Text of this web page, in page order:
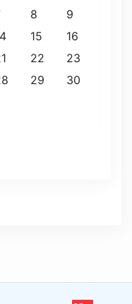
8
9
15
16
22
23
29
30